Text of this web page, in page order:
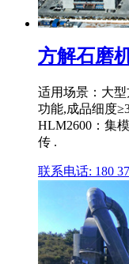
方解石磨
适用场景：大
功能,成品细度
HLM2600：集
传 .
联系电话: 180